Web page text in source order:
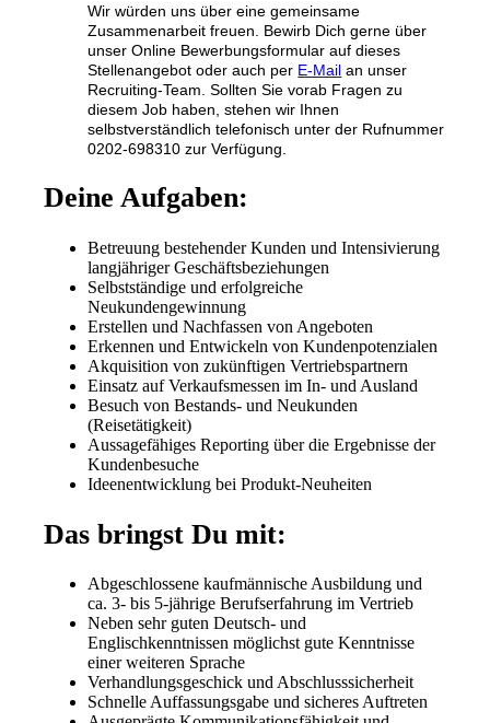
Wir würden uns über eine gemeinsame
Zusammenarbeit freuen. Bewirb Dich gerne über
unser Online Bewerbungsformular auf dieses
Stellenangebot oder auch per E-Mail an unser
Recruiting-Team. Sollten Sie vorab Fragen zu
diesem Job haben, stehen wir Ihnen
selbstverständlich telefonisch unter der Rufnummer
0202-698310 zur Verfügung.
Deine Aufgaben:
Betreuung bestehender Kunden und Intensivierung
langjähriger Geschäftsbeziehungen
Selbstständige und erfolgreiche
Neukundengewinnung
Erstellen und Nachfassen von Angeboten
Erkennen und Entwickeln von Kundenpotenzialen
Akquisition von zukünftigen Vertriebspartnern
Einsatz auf Verkaufsmessen im In- und Ausland
Besuch von Bestands- und Neukunden
(Reisetätigkeit)
Aussagefähiges Reporting über die Ergebnisse der
Kundenbesuche
Ideenentwicklung bei Produkt-Neuheiten
Das bringst Du mit:
Abgeschlossene kaufmännische Ausbildung und
ca. 3- bis 5-jährige Berufserfahrung im Vertrieb
Neben sehr guten Deutsch- und
Englischkenntnissen möglichst gute Kenntnisse
einer weiteren Sprache
Verhandlungsgeschick und Abschlusssicherheit
Schnelle Auffassungsgabe und sicheres Auftreten